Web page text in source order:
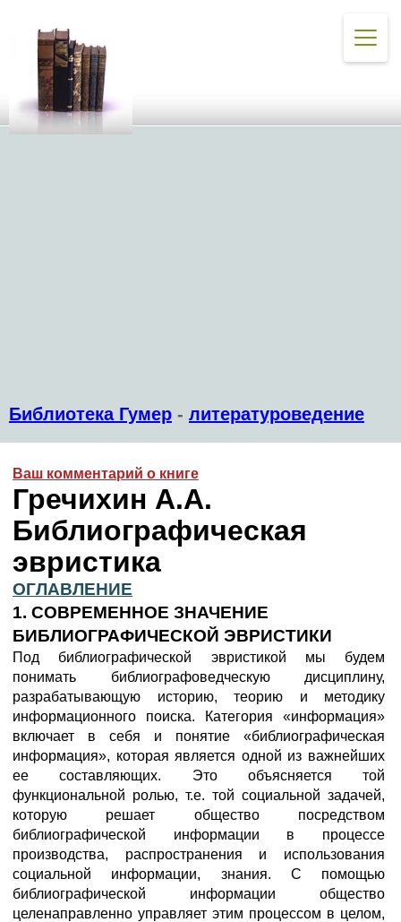
Библиотека Гумер - литературоведение
Ваш комментарий о книге
Гречихин А.А.
Библиографическая
эвристика
ОГЛАВЛЕНИЕ
1. СОВРЕМЕННОЕ ЗНАЧЕНИЕ
БИБЛИОГРАФИЧЕСКОЙ ЭВРИСТИКИ
Под библиографической эвристикой мы будем
понимать библиографоведческую дисциплину,
разрабатывающую историю, теорию и методику
информационного поиска. Категория «информация»
включает в себя и понятие «библиографическая
информация», которая является одной из важнейших
ее составляющих. Это объясняется той
функциональной ролью, т.е. той социальной задачей,
которую решает общество посредством
библиографической информации в процессе
производства, распространения и использования
социальной информации, знания. С помощью
библиографической информации общество
целенаправленно управляет этим процессом в целом,